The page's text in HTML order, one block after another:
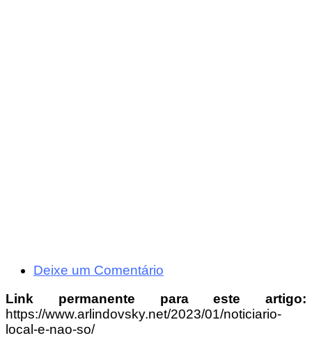
Deixe um Comentário
Link permanente para este artigo:
https://www.arlindovsky.net/2023/01/noticiario-
local-e-nao-so/